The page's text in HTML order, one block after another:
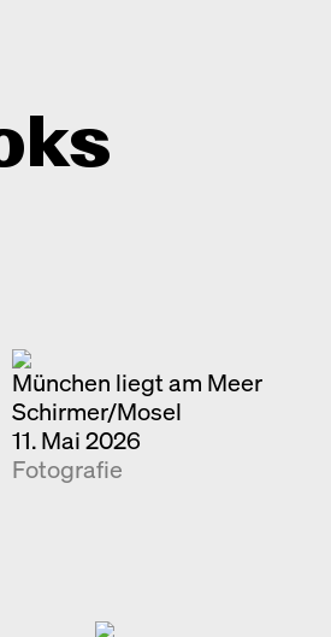
München liegt am Meer
Schirmer/Mosel
11. Mai 2026
Fotografie